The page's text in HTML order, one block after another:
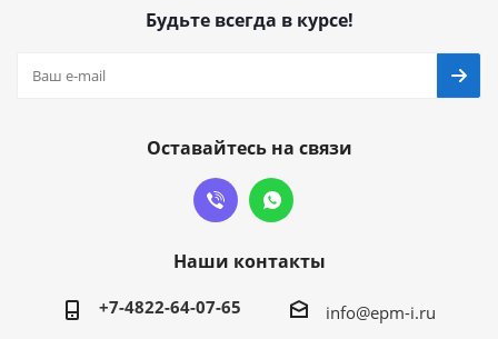
Будьте всегда в курсе!
Оставайтесь на связи
Наши контакты
+7-4822-64-07-65 info@epm-i.ru